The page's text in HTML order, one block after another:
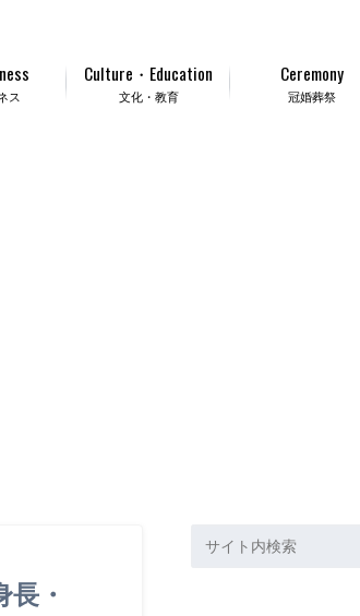
ス 文化・教育
Culture・Education
冠婚葬祭
Ceremony
・